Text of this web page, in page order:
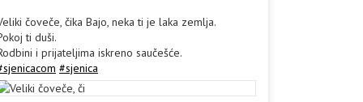
čoveče, čika Bajo, neka ti je laka zemlja.
ti duši.
i prijateljima iskreno saučešće.
#sjenica